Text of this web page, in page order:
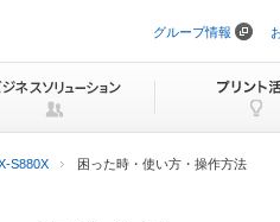
ビ
ョ
ン
を
グループ情報
S880X 困った時・使い方・操作方法